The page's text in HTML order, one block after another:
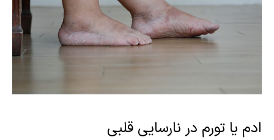
ادم یا تورم در نارسایی قلبی